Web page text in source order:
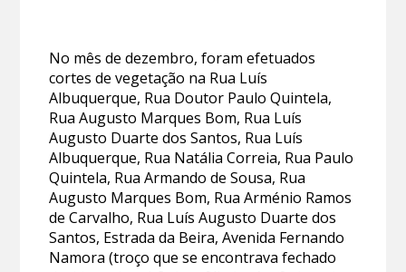
No mês de dezembro, foram efetuados
cortes de vegetação na Rua Luís
Albuquerque, Rua Doutor Paulo Quintela,
Rua Augusto Marques Bom, Rua Luís
Augusto Duarte dos Santos, Rua Luís
Albuquerque, Rua Natália Correia, Rua Paulo
Quintela, Rua Armando de Sousa, Rua
Augusto Marques Bom, Rua Arménio Ramos
de Carvalho, Rua Luís Augusto Duarte dos
Santos, Estrada da Beira, Avenida Fernando
Namora (troço que se encontrava fechado